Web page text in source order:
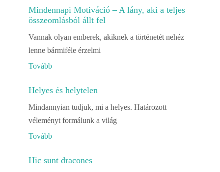
Mindennapi Motiváció – A lány, aki a teljes
összeomlásból állt fel
Vannak olyan emberek, akiknek a történetét nehéz
lenne bármiféle érzelmi
Tovább
Helyes és helytelen
Mindannyian tudjuk, mi a helyes. Határozott
véleményt formálunk a világ
Tovább
Hic sunt dracones